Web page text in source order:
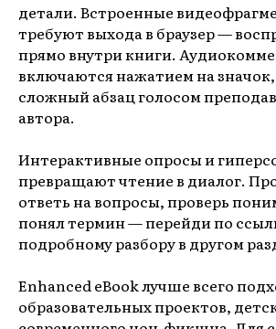
детали. Встроенные
требуют выхода в браузер —
прямо внутри книги.
включаются нажатием на
сложный абзац голосом
автора.
Интерактивные опросы и
превращают чтение в диалог.
ответь на вопросы, проверь
понял термин — перейди по
подробному разбору в другом
Enhanced eBook лучше всего
образовательных проектов,